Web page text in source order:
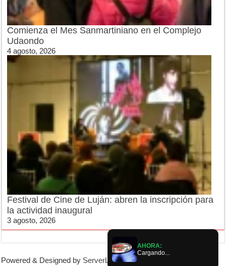
Comienza el Mes Sanmartiniano en el Complejo
Udaondo
4 agosto, 2026
Festival de Cine de Luján: abren la inscripción para
la actividad inaugural
3 agosto, 2026
Powered & Designed by ServerLujan|
AHORA:
Cargando...